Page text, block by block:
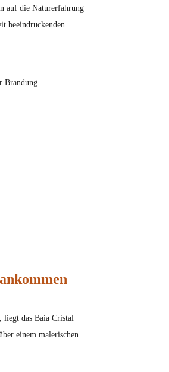
auf die Naturerfahrung
beeindruckenden
liegt das Baia Cristal
einem malerischen